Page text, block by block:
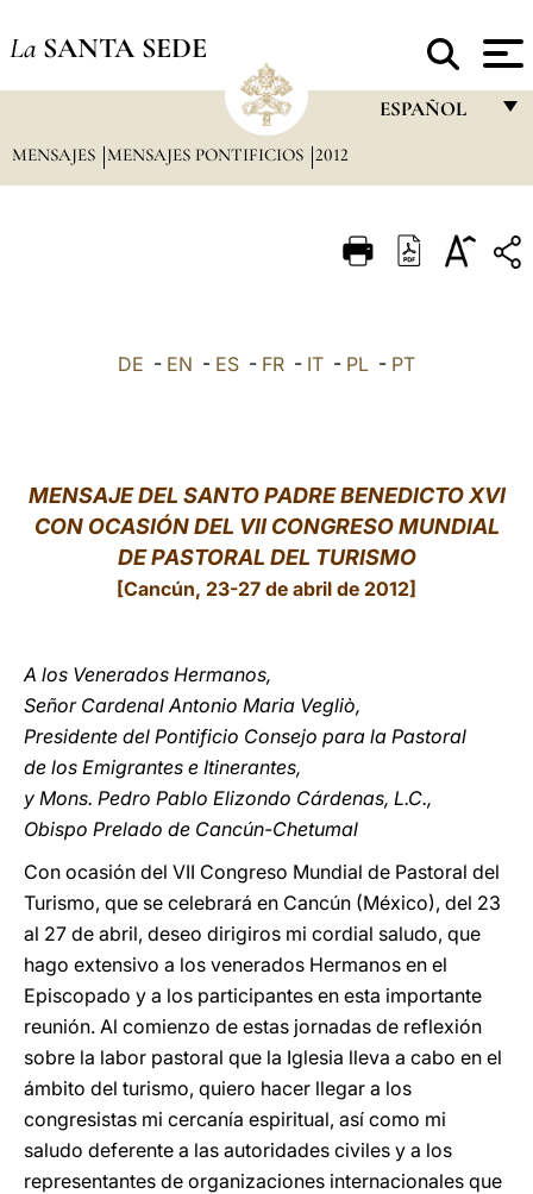
La SANTA SEDE
ESPAÑOL
ITALIANO
中文
LATINE
MENSAJES MENSAJES PONTIFICIOS 2012
DE - EN - ES - FR - IT - PL - PT
MENSAJE DEL SANTO PADRE BENEDICTO XVI
CON OCASIÓN DEL VII CONGRESO MUNDIAL
DE PASTORAL DEL TURISMO
[Cancún, 23-27 de abril de 2012]
A los Venerados Hermanos,
Señor Cardenal Antonio Maria Vegliò,
Presidente del Pontificio Consejo para la Pastoral
de los Emigrantes e Itinerantes,
y Mons. Pedro Pablo Elizondo Cárdenas, L.C.,
Obispo Prelado de Cancún-Chetumal
Con ocasión del VII Congreso Mundial de Pastoral del
Turismo, que se celebrará en Cancún (México), del 23
al 27 de abril, deseo dirigiros mi cordial saludo, que
hago extensivo a los venerados Hermanos en el
Episcopado y a los participantes en esta importante
reunión. Al comienzo de estas jornadas de reflexión
sobre la labor pastoral que la Iglesia lleva a cabo en el
ámbito del turismo, quiero hacer llegar a los
congresistas mi cercanía espiritual, así como mi
saludo deferente a las autoridades civiles y a los
representantes de organizaciones internacionales que